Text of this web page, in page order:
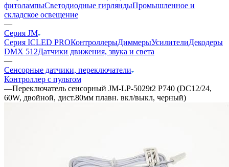
фитолампыСветодиодные гирляндыПромышленное и
складское освещение
—
Серия JM
Серия ICLED PROКонтроллерыДиммерыУсилителиДекодеры
DMX 512Датчики движения, звука и света
—
Сенсорные датчики, переключатели
Контроллер с пультом
—Переключатель сенсорный JM-LP-5029t2 P740 (DC12/24,
60W, двойной, дист.80мм плавн. вкл/выкл, черный)